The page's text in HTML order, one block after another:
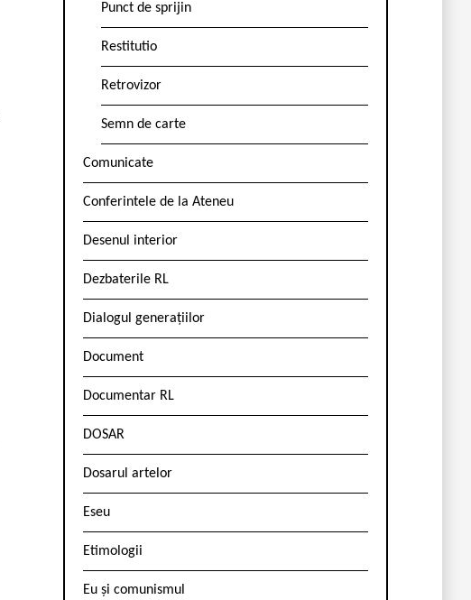
Punct de sprijin
Restitutio
Retrovizor
Semn de carte
Comunicate
Conferintele de la Ateneu
Desenul interior
Dezbaterile RL
Dialogul generațiilor
Document
Documentar RL
DOSAR
Dosarul artelor
Eseu
Etimologii
Eu și comunismul